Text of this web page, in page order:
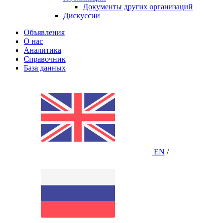
Документы других организаций
Дискуссии
Объявления
О нас
Аналитика
Справочник
База данных
EN /